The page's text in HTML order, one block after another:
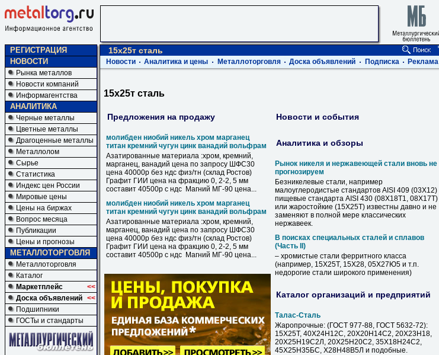
РЕГИСТРАЦИЯ
НОВОСТИ
Рынка металлов
Новости компаний
Информагентства
АНАЛИТИКА
Черные металлы
Цветные металлы
Драгоценные металлы
Металлолом
Сырье
Статистика
Индекс цен России
Мировые цены
Цены на биржах
Вопрос месяца
Публикации
Цены и прогнозы
МЕТАЛЛОТОРГОВЛЯ
Металлоторговля
Каталог
Маркетплейс
<<
Доска объявлений <<
Подшипники
ГОСТы и стандарты
15х25т сталь
Новости Аналитика и цены Металлоторговля Доска объявлений Подписка Реклама
15х25т сталь
Предложения на продажу
молибден ниобий никель хром марганец
титан кремний чугун цинк ванадий вольфрам
Азатированные материала :хром, кремний,
марганец, ванадий цена по запросу ШФС30
цена 40000р без ндс физ/тн (склад Ростов)
Графит ГИИ цена на фракцию 0, 2-2, 5 мм
составит 40500р с ндс Магний МГ-90 цена...
молибден ниобий никель хром марганец
титан кремний чугун цинк ванадий вольфрам
Азатированные материала :хром, кремний,
марганец, ванадий цена по запросу ШФС30
цена 40000р без ндс физ/тн (склад Ростов)
Графит ГИИ цена на фракцию 0, 2-2, 5 мм
составит 40500р с ндс Магний МГ-90 цена...
Новости и события
Аналитика и обзоры
Рынок никеля и нержавеющей стали вновь не
прогнозируем
Безникелевые стали, например
малоуглеродистые стандартов AISI 409 (03Х12)
пищевые стандарта AISI 430 (08Х18Т1, 08Х17Т)
или жаростойкие (15Х25Т) известны давно и не
заменяют в полной мере классических
нержавеек.
В поисках специальных сталей и сплавов
(Часть II)
– хромистые стали ферритного класса
(например, 15Х25Т, 15Х28, 05Х27Ю5 и т.п.
недорогие стали широкого применения)
Каталог организаций и предприятий
Талас-Сталь
Жаропрочные: (ГОСТ 977-88, ГОСТ 5632-72):
15Х25Т, 40Х24Н12С, 20Х20Н14С2, 20Х23Н18,
20Х25Н19С2Л, 20Х25Н20С2, 35Х18Н24С2,
45Х25Н35БС, Х28Н48В5Л и подобные.